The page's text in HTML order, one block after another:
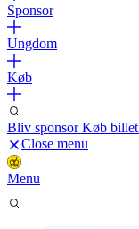
Sponsor
Ungdom
Køb
Bliv sponsorKøb billet
Close menu
Menu